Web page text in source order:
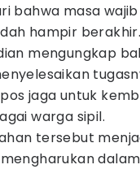
bahwa masa
hampir
mengungkap
jaga untuk
warga sipil.
tersebut